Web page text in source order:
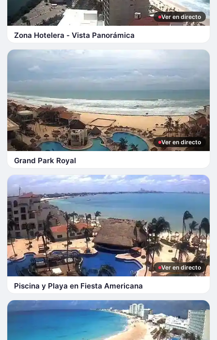
Ver en directo
Zona Hotelera - Vista Panorámica
Ver en directo
Grand Park Royal
Ver en directo
Piscina y Playa en Fiesta Americana